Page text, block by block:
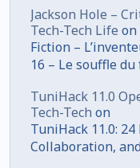
Jackson Hole –
Tech-Tech Life on
Fiction –
16 – Le souffle
TuniHack 11.0
Tech-Tech on
TuniHack 11.0:
Collaboration,